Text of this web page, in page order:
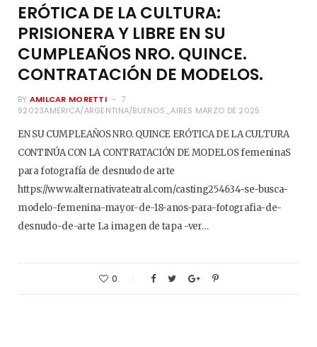
ERÓTICA DE LA CULTURA:
PRISIONERA Y LIBRE EN SU
CUMPLEAÑOS NRO. QUINCE.
CONTRATACIÓN DE MODELOS.
BY AMILCAR MORETTI
7
92023AMERICA/ARGENTINA/BUENOS_AIRES MARZO DE 2025
EN SU CUMPLEAÑOS NRO. QUINCE ERÓTICA DE LA CULTURA
CONTINÚA CON LA CONTRATACIÓN DE MODELOS femeninaS
para fotografía de desnudo de arte
https://www.alternativateatral.com/casting254634-se-busca-
modelo-femenina-mayor-de-18-anos-para-fotografia-de-
desnudo-de-arte La imagen de tapa -ver…
0